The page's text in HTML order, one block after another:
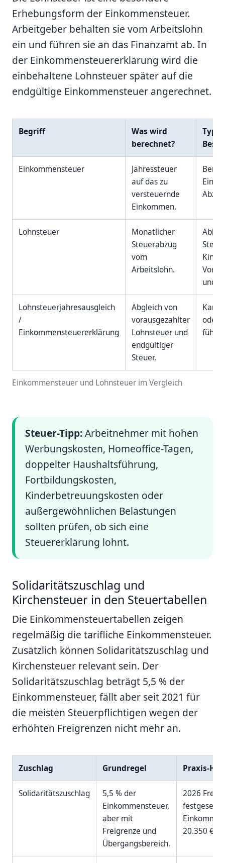
Erhebungsform der Einkommensteuer.
Arbeitgeber behalten sie vom Arbeitslohn
ein und führen sie an das Finanzamt ab. In
der Einkommensteuererklärung wird die
einbehaltene Lohnsteuer später auf die
endgültige Einkommensteuer angerechnet.
Einkommensteuer und Lohnsteuer im Vergleich
Begriff
Was wird
berechnet?
Einkommensteuer
Jahressteuer
auf das zu
versteuernde
Einkommen.
Lohnsteuer
Monatlicher
Steuerabzug
vom
Arbeitslohn.
und
Lohnsteuerjahresausgleich
/
Einkommensteuererklärung
Abgleich von
vorausgezahlter
Lohnsteuer und
endgültiger
Steuer.
Kann
oder
Steuer-Tipp:Arbeitnehmer mit hohen
Werbungskosten, Homeoffice-Tagen,
doppelter Haushaltsführung,
Fortbildungskosten,
Kinderbetreuungskosten oder
außergewöhnlichen Belastungen
sollten prüfen, ob sich eine
Steuererklärung lohnt.
Solidaritätszuschlag und
Kirchensteuer in den Steuertabellen
Die Einkommensteuertabellen zeigen
regelmäßig die tarifliche Einkommensteuer.
Zusätzlich können Solidaritätszuschlag und
Kirchensteuer relevant sein. Der
Solidaritätszuschlag beträgt 5,5 % der
Einkommensteuer, fällt aber seit 2021 für
die meisten Steuerpflichtigen wegen der
erhöhten Freigrenzen nicht mehr an.
Zuschlag Grundregel Praxis-
Solidaritätszuschlag
5,5 % der
Einkommensteuer,
aber mit
Freigrenze und
Übergangsbereich.
2026
20.350 € /